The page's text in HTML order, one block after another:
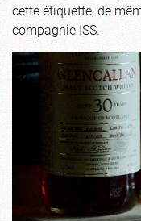
cette étiquette, de
compagnie ISS.